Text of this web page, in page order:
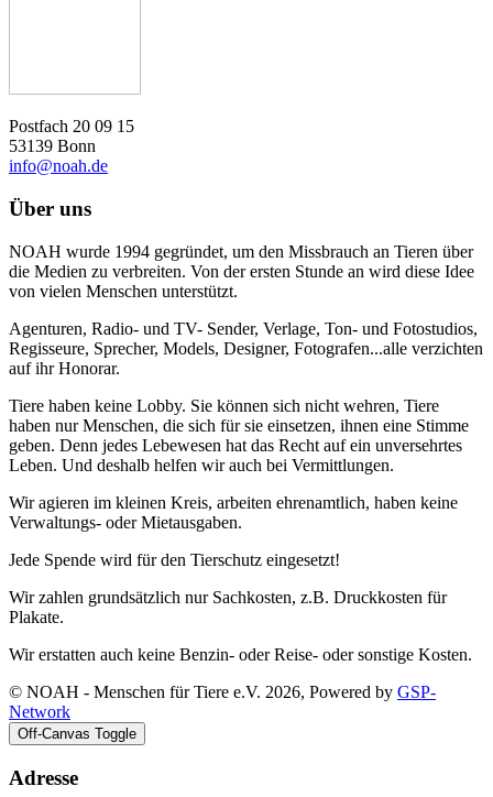
Postfach 20 09 15
53139 Bonn
info@noah.de
Über uns
NOAH wurde 1994 gegründet, um den Missbrauch an Tieren über
die Medien zu verbreiten. Von der ersten Stunde an wird diese Idee
von vielen Menschen unterstützt.
Agenturen, Radio- und TV- Sender, Verlage, Ton- und Fotostudios,
Regisseure, Sprecher, Models, Designer, Fotografen...alle verzichten
auf ihr Honorar.
Tiere haben keine Lobby. Sie können sich nicht wehren, Tiere
haben nur Menschen, die sich für sie einsetzen, ihnen eine Stimme
geben. Denn jedes Lebewesen hat das Recht auf ein unversehrtes
Leben. Und deshalb helfen wir auch bei Vermittlungen.
Wir agieren im kleinen Kreis, arbeiten ehrenamtlich, haben keine
Verwaltungs- oder Mietausgaben.
Jede Spende wird für den Tierschutz eingesetzt!
Wir zahlen grundsätzlich nur Sachkosten, z.B. Druckkosten für
Plakate.
Wir erstatten auch keine Benzin- oder Reise- oder sonstige Kosten.
© NOAH - Menschen für Tiere e.V. 2026, Powered by GSP-
Network
Off-Canvas Toggle
Adresse